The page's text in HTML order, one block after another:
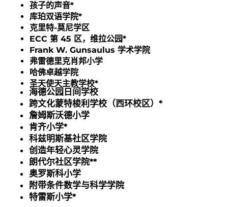
孩子的声音*
库珀双语学院*
克里特-莫尼学区
ECC 第 45 区，维拉公园*
Frank W. Gunsaulus 学术学院
弗雷德里克肖邦小学
哈佛卓越学院
圣天使天主教学校*
海德公园日间学校
跨文化蒙特梭利学校（西环校区）*
詹姆斯沃德小学
肯齐小学*
科兹明斯基社区学院
创造年轻心灵学院
朗代尔社区学院**
奥罗斯科小学
附带条件数学与科学学院
特雷斯小学*